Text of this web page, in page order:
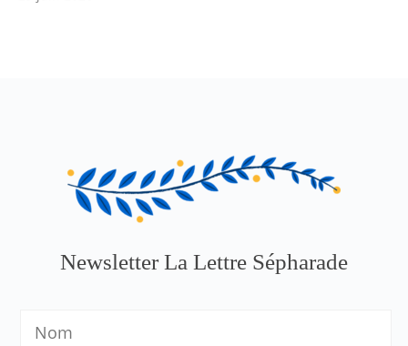
Newsletter La Lettre Sépharade